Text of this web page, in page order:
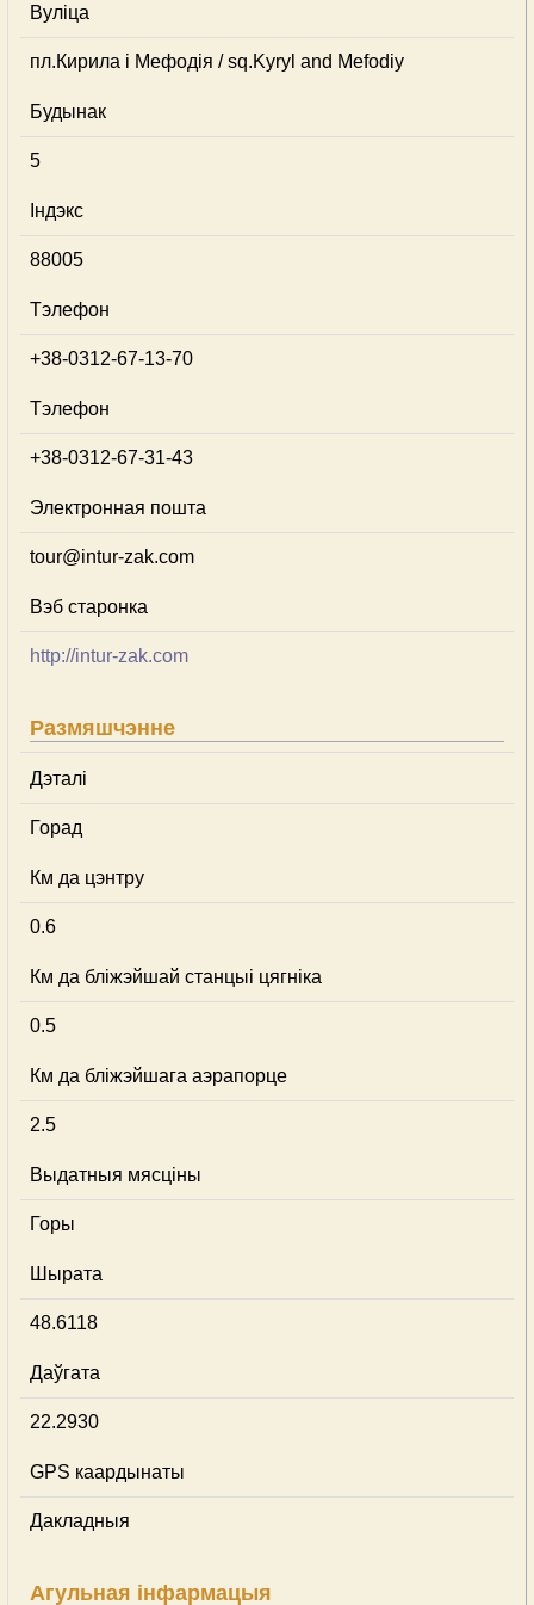
Вуліца
пл.Кирила і Мефодія / sq.Kyryl and Mefodiy
Будынак
5
Індэкс
88005
Тэлефон
+38-0312-67-13-70
Тэлефон
+38-0312-67-31-43
Электронная пошта
tour@intur-zak.com
Вэб старонка
http://intur-zak.com
Размяшчэнне
Дэталі
Горад
Км да цэнтру
0.6
Км да бліжэйшай станцыі цягніка
0.5
Км да бліжэйшага аэрапорце
2.5
Выдатныя мясціны
Горы
Шырата
48.6118
Даўгата
22.2930
GPS каардынаты
Дакладныя
Агульная інфармацыя